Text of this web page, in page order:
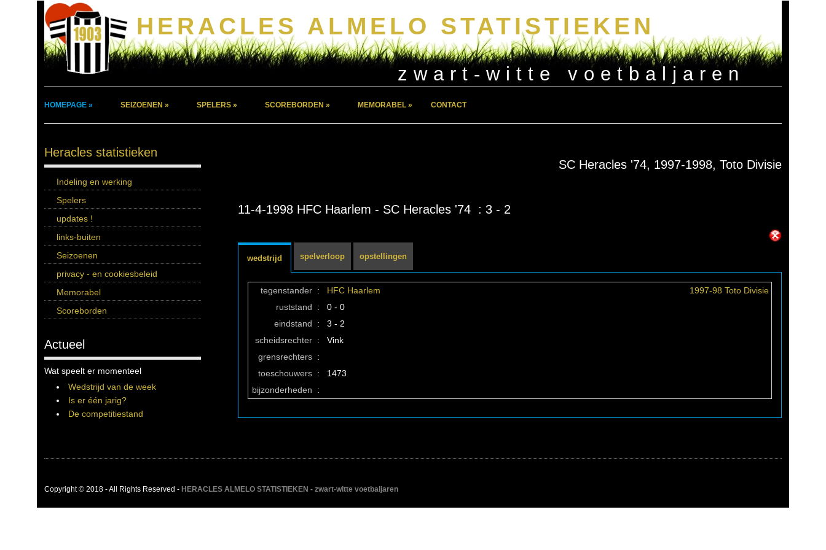
HERACLES ALMELO STATISTIEKEN
zwart-witte voetbaljaren
HOMEPAGE » SEIZOENEN » SPELERS » SCOREBORDEN » MEMORABEL » CONTACT
Heracles statistieken
Indeling en werking
Spelers
updates !
links-buiten
Seizoenen
privacy - en cookiesbeleid
Memorabel
Scoreborden
Actueel
Wat speelt er momenteel
Wedstrijd van de week
Is er één jarig?
De competitiestand
SC Heracles '74, 1997-1998, Toto Divisie
11-4-1998 HFC Haarlem - SC Heracles '74 : 3 - 2
wedstrijd spelverloop opstellingen
tegenstander : HFC Haarlem
1997-98 Toto Divisie
ruststand
:
0 - 0
eindstand
:
3 - 2
scheidsrechter :
Vink
grensrechters :
toeschouwers :
1473
bijzonderheden
:
Copyright © 2018 - All Rights Reserved - HERACLES ALMELO STATISTIEKEN - zwart-witte voetbaljaren